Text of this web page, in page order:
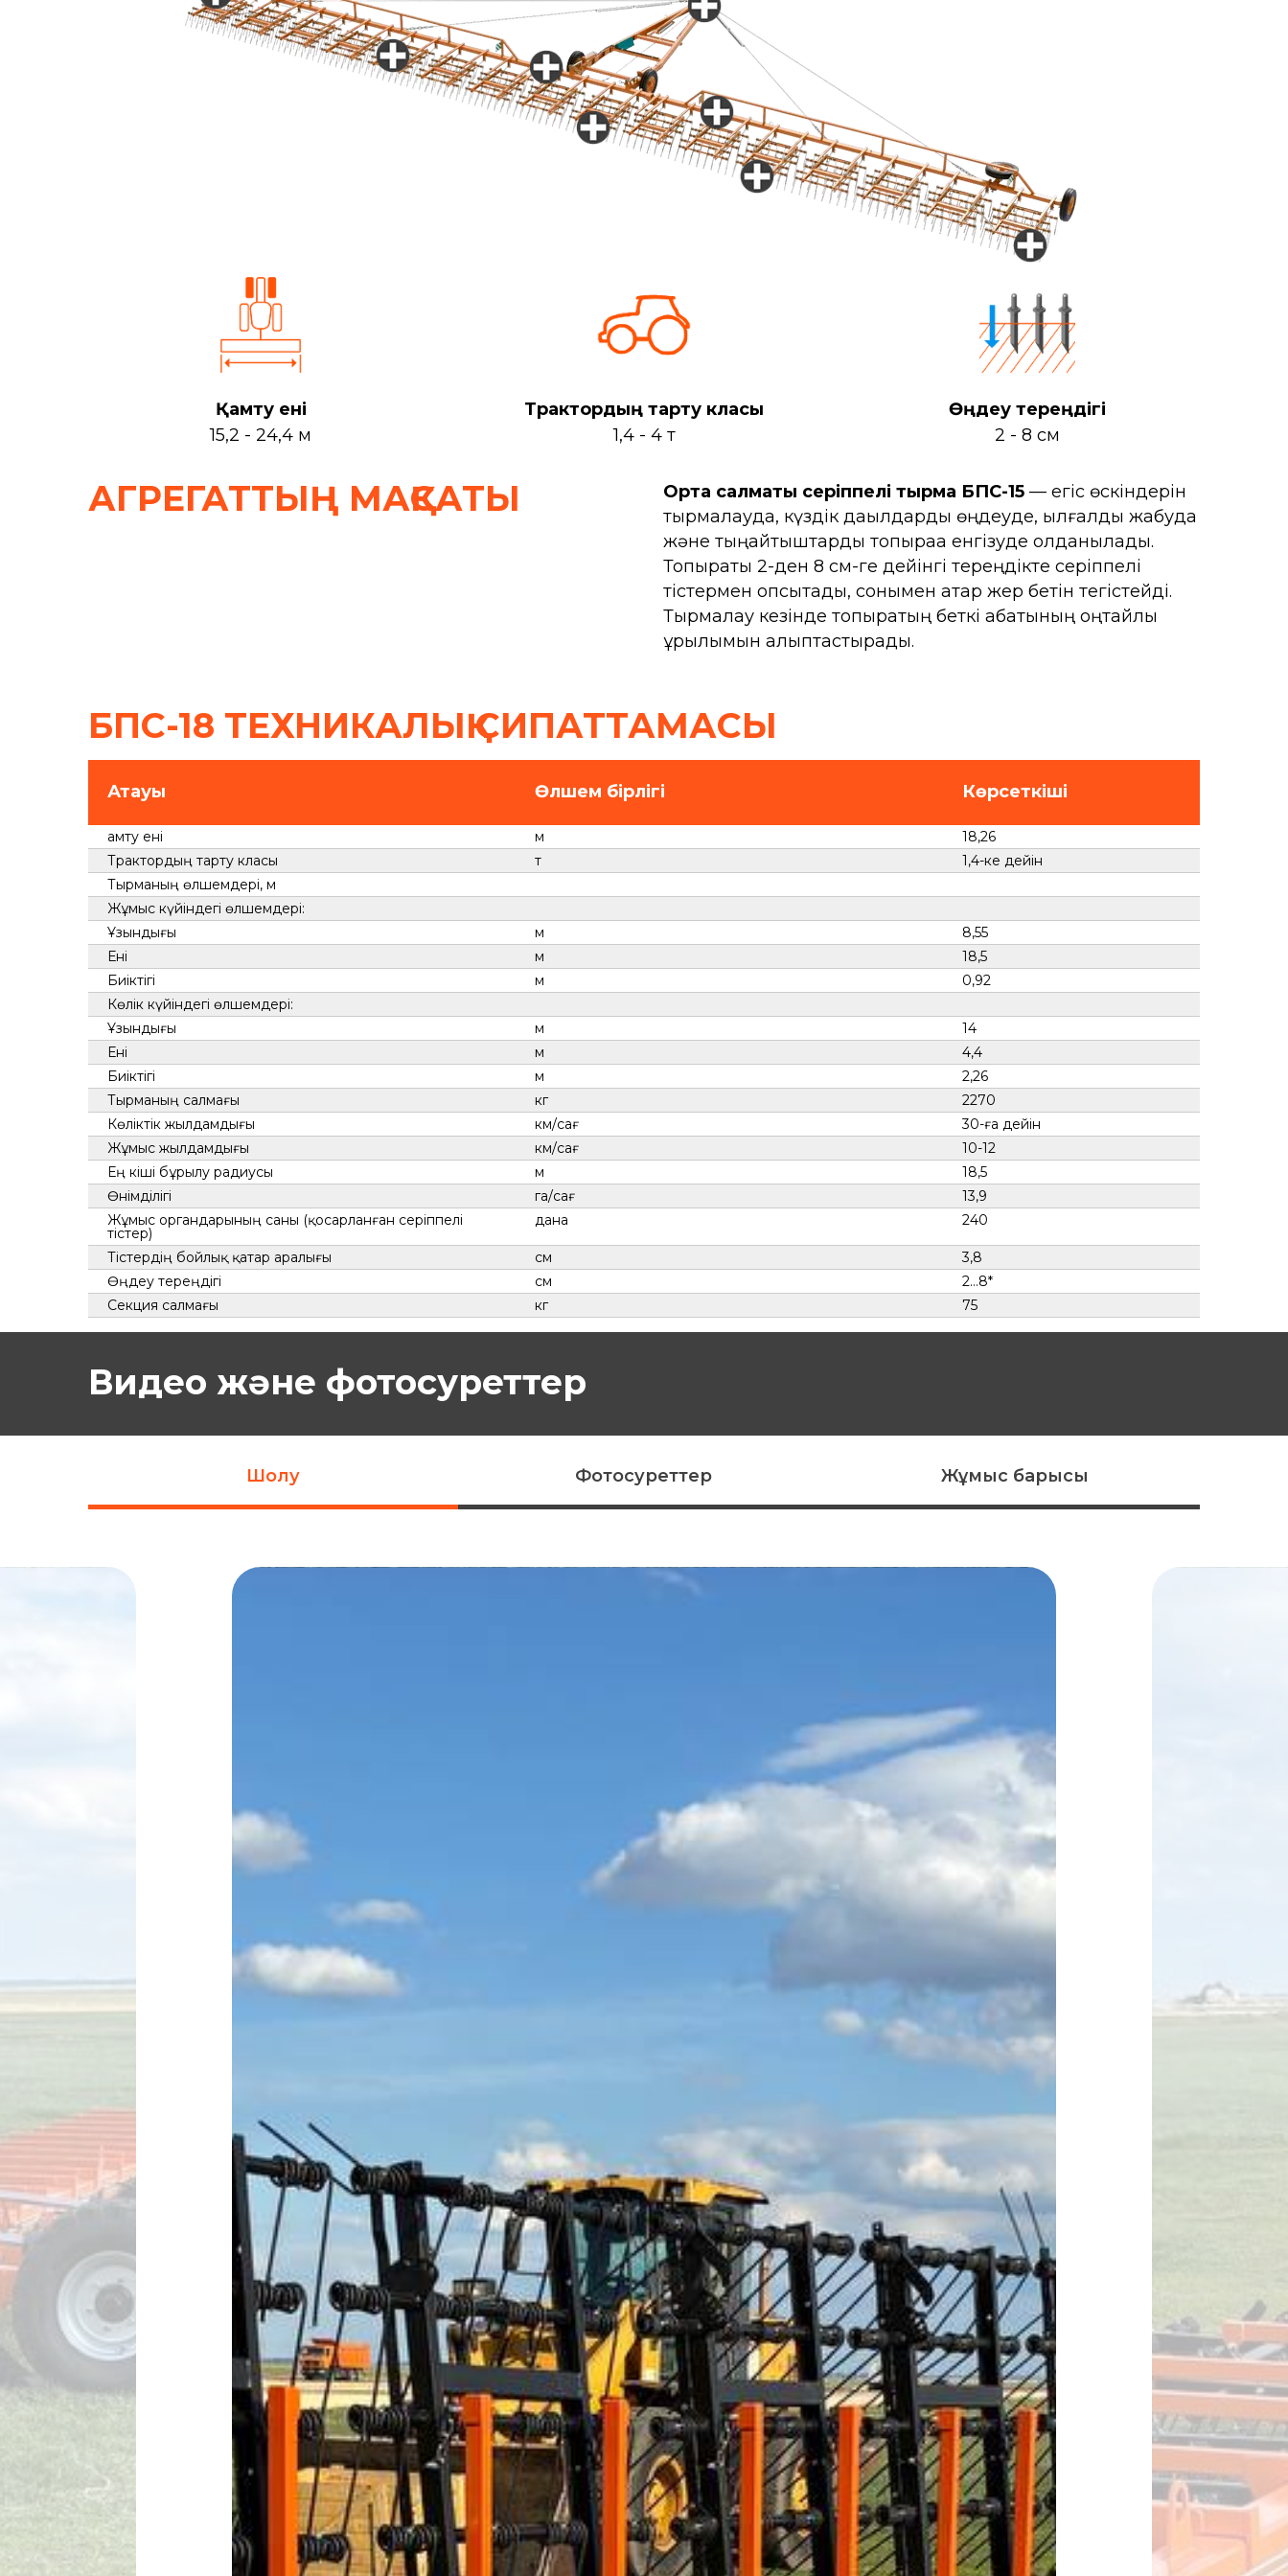
Қамту ені
15,2 - 24,4 м
Трактордың тарту класы
1,4 - 4 т
Өңдеу тереңдігі
2 - 8 см
АГРЕГАТТЫҢ МАҚСАТЫ Орта салмақты серіппелі тырма БПС-15 — егіс өскіндерін
тырмалауда, күздік дақылдарды өңдеуде, ылғалды жабуда
және тыңайтқыштарды топыраққа енгізуде қолданылады.
Топырақты 2-ден 8 см-ге дейінгі тереңдікте серіппелі
тістермен қопсытады, сонымен қатар жер бетін тегістейді.
Тырмалау кезінде топырақтың беткі қабатының оңтайлы
құрылымын қалыптастырады.
БПС-18 ТЕХНИКАЛЫҚ СИПАТТАМАСЫ
Атауы Өлшем бірлігі Көрсеткіші
Қамту ені м
18,26
Трактордың тарту класы
т
1,4-ке дейін
Тырманың өлшемдері, м
Жұмыс күйіндегі өлшемдері:
Ұзындығы
м
8,55
Ені
м
18,5
Биіктігі
м
0,92
Көлік күйіндегі өлшемдері:
Ұзындығы
м
14
Ені
м
4,4
Биіктігі
м
2,26
Тырманың салмағы
кг
2270
Көліктік жылдамдығы
км/сағ
30-ға дейін
Жұмыс жылдамдығы
км/сағ
10-12
Ең кіші бұрылу радиусы
м
18,5
Өнімділігі
га/сағ
13,9
Жұмыс органдарының саны (қосарланған серіппелі
тістер)
дана 240
Тістердің бойлық қатар аралығы см
3,8
Өңдеу тереңдігі
см
2…8*
Секция салмағы
кг 75
Видео және фотосуреттер
Шолу Фотосуреттер Жұмыс барысы